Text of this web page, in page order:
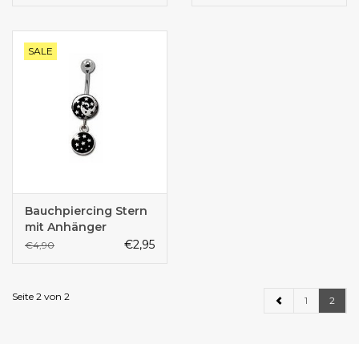
SALE
Bauchpiercing Stern
mit Anhänger
€4,90 €2,95
Seite 2 von 2 1 2